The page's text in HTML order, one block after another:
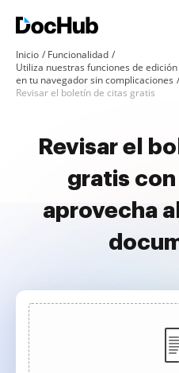
Inicio
Funcionalidad
Utiliza nuestras funciones de
en tu navegador sin complicaciones
Revisar el boletín de citas gratis
Revisar el
gratis
aprovecha